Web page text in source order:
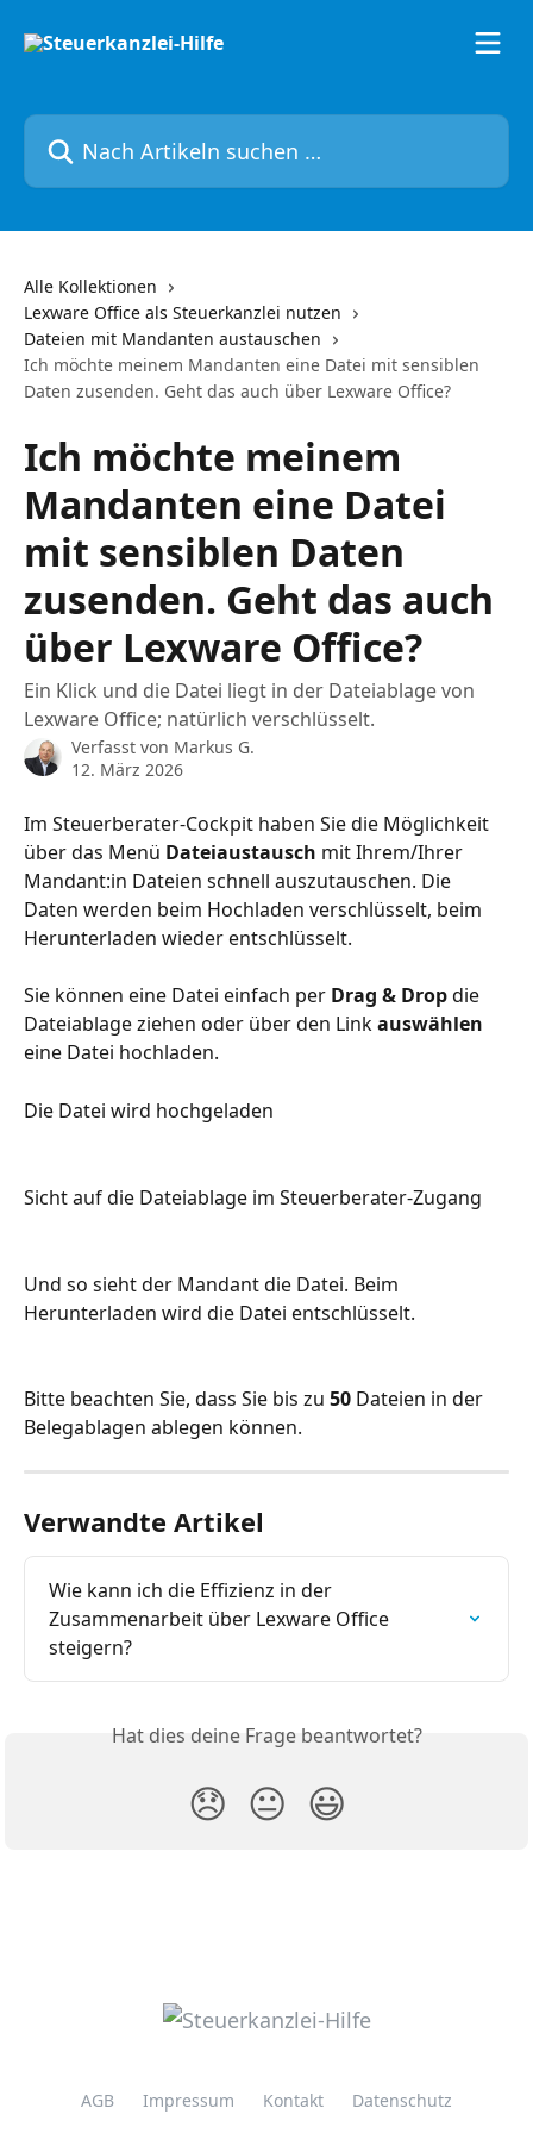
Nach Artikeln suchen …
Alle Kollektionen
Lexware Office als Steuerkanzlei nutzen
Dateien mit Mandanten austauschen
Ich möchte meinem Mandanten eine Datei mit sensiblen
Daten zusenden. Geht das auch über Lexware Office?
Ich möchte meinem
Mandanten eine Datei
mit sensiblen Daten
zusenden. Geht das auch
über Lexware Office?
Ein Klick und die Datei liegt in der Dateiablage von
Lexware Office; natürlich verschlüsselt.
Verfasst von Markus G.
12. März 2026
Im Steuerberater-Cockpit haben Sie die Möglichkeit
über das Menü Dateiaustausch mit Ihrem/Ihrer
Mandant:in Dateien schnell auszutauschen. Die
Daten werden beim Hochladen verschlüsselt, beim
Herunterladen wieder entschlüsselt.
Sie können eine Datei einfach per Drag & Drop die
Dateiablage ziehen oder über den Link auswählen
eine Datei hochladen.
Die Datei wird hochgeladen
Sicht auf die Dateiablage im Steuerberater-Zugang
Und so sieht der Mandant die Datei. Beim
Herunterladen wird die Datei entschlüsselt.
Bitte beachten Sie, dass Sie bis zu 50 Dateien in der
Belegablagen ablegen können.
Verwandte Artikel
Wie kann ich die Effizienz in der
Zusammenarbeit über Lexware Office
steigern?
Hat dies deine Frage beantwortet?
😞 😐 😃
AGB Impressum Kontakt Datenschutz